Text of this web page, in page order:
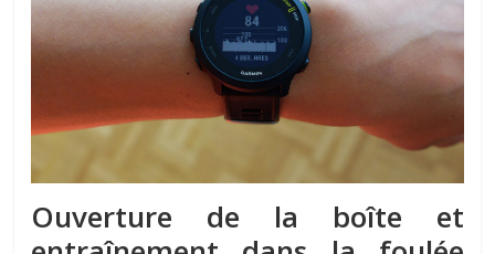
Ouverture de la boîte et